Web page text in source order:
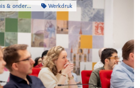
& onderzoek Werkdruk